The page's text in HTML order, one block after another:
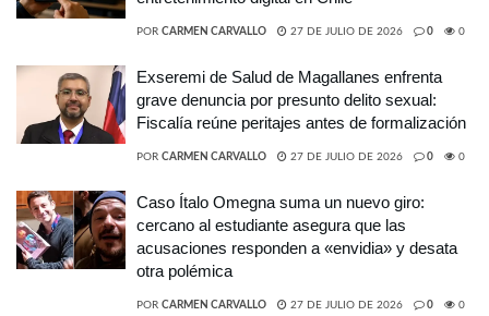
POR CARMEN CARVALLO 27 DE JULIO DE 2026 0 0
Exseremi de Salud de Magallanes enfrenta
grave denuncia por presunto delito sexual:
Fiscalía reúne peritajes antes de formalización
POR CARMEN CARVALLO 27 DE JULIO DE 2026 0 0
Caso Ítalo Omegna suma un nuevo giro:
cercano al estudiante asegura que las
acusaciones responden a «envidia» y desata
otra polémica
POR CARMEN CARVALLO 27 DE JULIO DE 2026 0 0